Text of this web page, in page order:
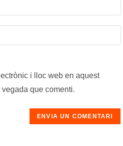
i lloc web en aquest
que comenti.